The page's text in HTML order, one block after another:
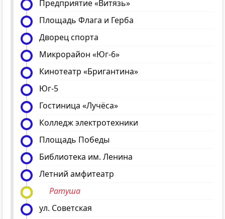
Предприятие «Витязь»
Площадь Флага и Герба
Дворец спорта
Микрорайон «Юг-6»
Кинотеатр «Бригантина»
Юг-5
Гостиница «Лучёса»
Колледж электротехники
Площадь Победы
Библиотека им. Ленина
Летний амфитеатр
Ратуша
ул. Советская